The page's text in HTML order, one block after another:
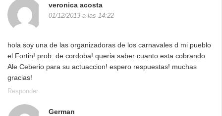
veronica acosta
01/12/2013 a las 14:22
hola soy una de las organizadoras de los carnavales d mi pueblo
el Fortin! prob: de cordoba! queria saber cuanto esta cobrando
Ale Ceberio para su actuaccion! espero respuestas! muchas
gracias!
Responder
German